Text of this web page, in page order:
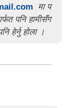
मा प
पनि हामीसँग
हेर्नु होला ।